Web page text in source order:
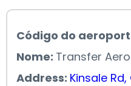
Código do
Nome: Transfer
Address: Kinsale